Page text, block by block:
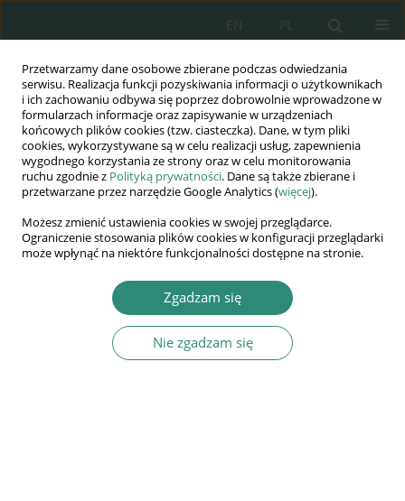
Przetwarzamy dane osobowe zbierane podczas odwiedzania
serwisu. Realizacja funkcji pozyskiwania informacji o użytkownikach
i ich zachowaniu odbywa się poprzez dobrowolnie wprowadzone w
formularzach informacje oraz zapisywanie w urządzeniach
końcowych plików cookies (tzw. ciasteczka). Dane, w tym pliki
cookies, wykorzystywane są w celu realizacji usług, zapewnienia
wygodnego korzystania ze strony oraz w celu monitorowania
ruchu zgodnie z Polityką prywatności. Dane są także zbierane i
przetwarzane przez narzędzie Google Analytics (więcej).
Możesz zmienić ustawienia cookies w swojej przeglądarce.
Ograniczenie stosowania plików cookies w konfiguracji przeglądarki
może wpłynąć na niektóre funkcjonalności dostępne na stronie.
Zgadzam się
Nie zgadzam się
PL
EN
Wydawnictwo
AWSGE
Akademia Nauk Stosowanych
WSGE
im. Alcide De Gasperi
Słowo kluczowetechnologie
bezpieczeństwa